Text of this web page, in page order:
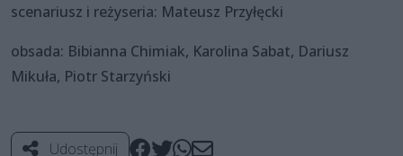
scenariusz i reżyseria: Mateusz Przyłęcki
obsada: Bibianna Chimiak, Karolina Sabat, Dariusz
Mikuła, Piotr Starzyński
Udostępnij